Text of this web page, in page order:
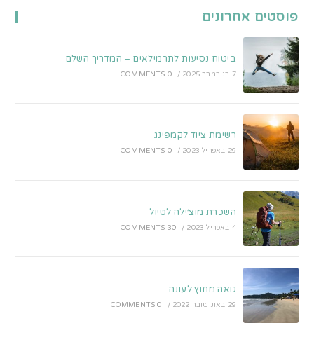
פוסטים אחרונים
ביטוח נסיעות לתרמילאים – המדריך השלם
7 בנובמבר 2025 /
0 COMMENTS
רשימת ציוד לקמפינג
29 באפריל 2023 /
0 COMMENTS
השכרת מוצ׳ילה לטיול
4 באפריל 2023 /
30 COMMENTS
גואה מחוץ לעונה
29 באוקטובר 2022 /
0 COMMENTS